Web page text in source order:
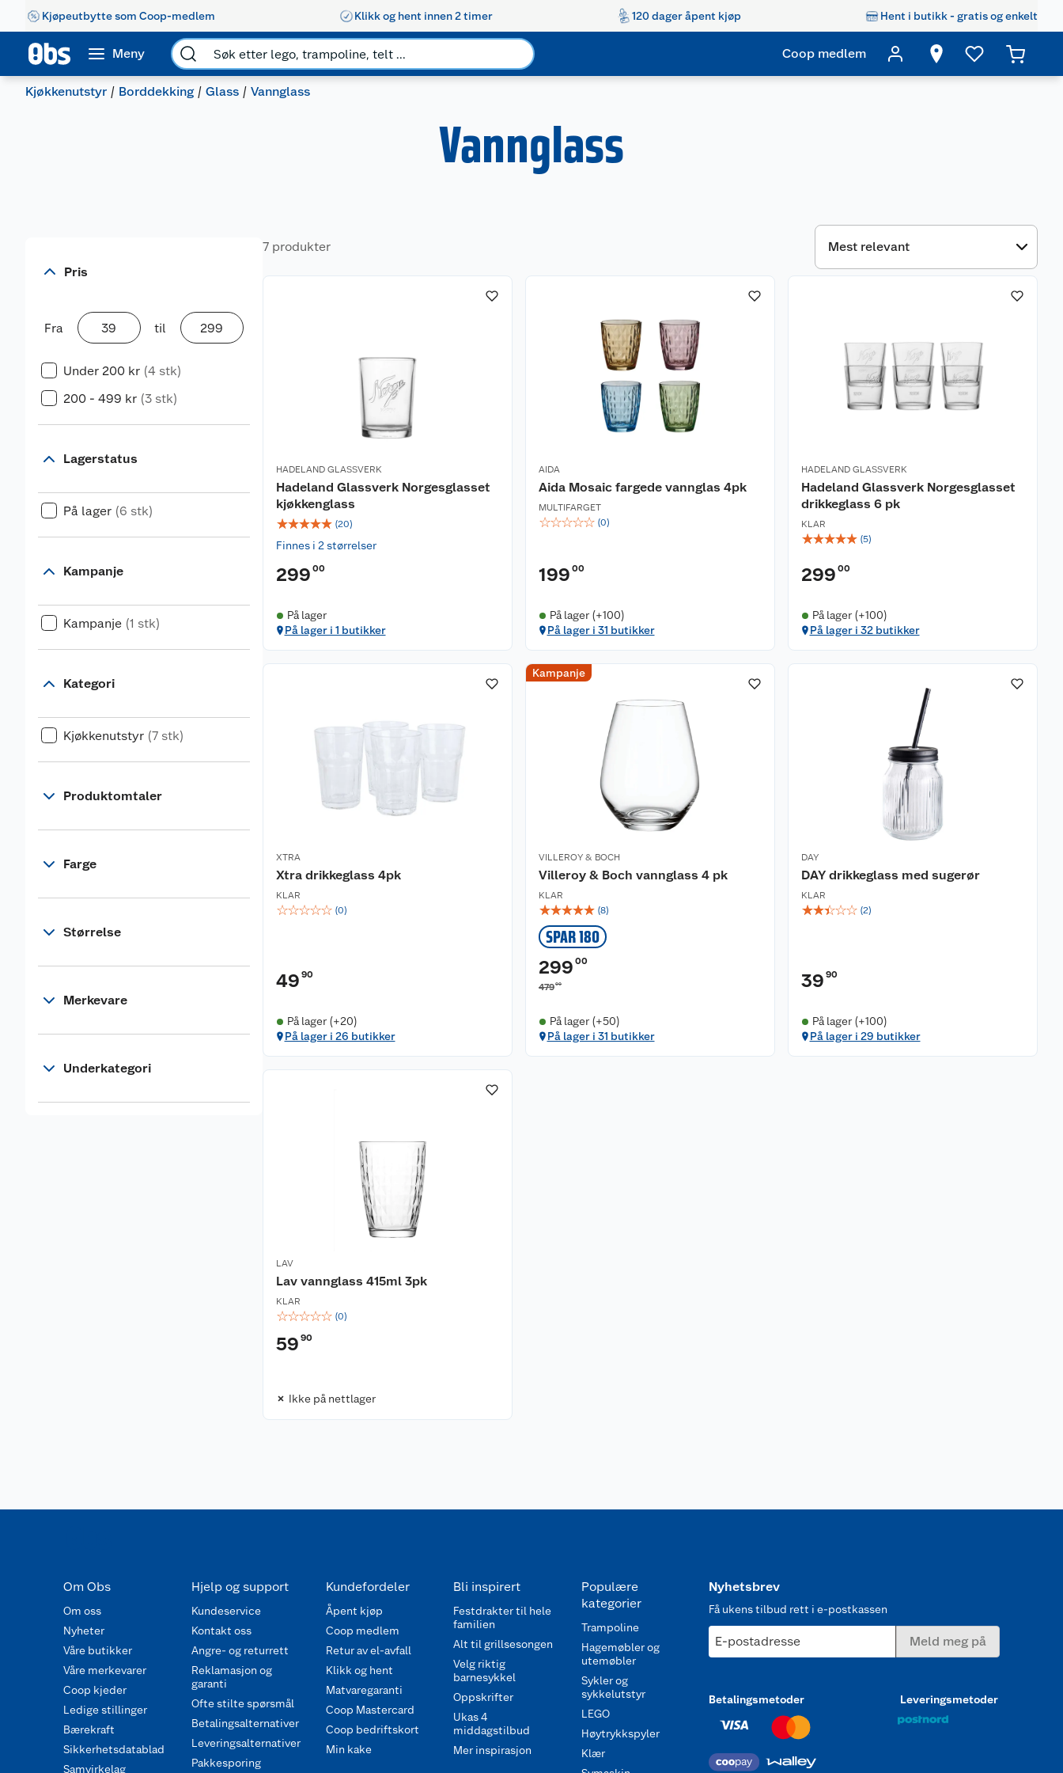
Kjøpeutbytte som Coop-medlem Klikk og hent innen 2 timer 120 dager åpent kjøp Hent i butikk - gratis og enkelt
Meny Coop medlem
Kjøkkenutstyr Borddekking Glass Vannglass
Vannglass
Pris
Fra til
Under 200 kr (4 stk)
200 - 499 kr (3 stk)
Lagerstatus
På lager (6 stk)
Kampanje
Kampanje (1 stk)
Kategori
Kjøkkenutstyr (7 stk)
Produktomtaler
Farge
Størrelse
Merkevare
Underkategori
7 produkter
HADELAND GLASSVERK
Hadeland Glassverk Norgesglasset
kjøkkenglass
☆☆☆☆☆ (20)
Finnes i 2 størrelser
299 00
På lager
På lager i 1 butikker
AIDA
Aida Mosaic fargede vannglas 4pk
MULTIFARGET
☆☆☆☆☆ (0)
199 00
På lager (+100)
På lager i 31 butikker
HADELAND GLASSVERK
Hadeland Glassverk Norgesglasset
drikkeglass 6 pk
KLAR
☆☆☆☆☆ (5)
299 00
På lager (+100)
På lager i 32 butikker
XTRA
Xtra drikkeglass 4pk
KLAR
☆☆☆☆☆ (0)
49 90
På lager (+20)
På lager i 26 butikker
Kampanje
VILLEROY & BOCH
Villeroy & Boch vannglass 4 pk
KLAR
☆☆☆☆☆ (8)
SPAR 180
299 00
47900
På lager (+50)
På lager i 31 butikker
DAY
DAY drikkeglass med sugerør
KLAR
☆☆☆☆☆ (2)
39 90
På lager (+100)
På lager i 29 butikker
LAV
Lav vannglass 415ml 3pk
KLAR
☆☆☆☆☆ (0)
59 90
Ikke på nettlager
Om Obs
Om oss
Nyheter
Våre butikker
Våre merkevarer
Coop kjeder
Ledige stillinger
Bærekraft
Sikkerhetsdatablad
Samvirkelag
Hjelp og support
Kundeservice
Kontakt oss
Angre- og returrett
Reklamasjon og
garanti
Ofte stilte spørsmål
Betalingsalternativer
Leveringsalternativer
Pakkesporing
Kundefordeler
Åpent kjøp
Coop medlem
Retur av el-avfall
Klikk og hent
Matvaregaranti
Coop Mastercard
Coop bedriftskort
Min kake
Bli inspirert
Festdrakter til hele
familien
Alt til grillsesongen
Velg riktig
barnesykkel
Oppskrifter
Ukas 4
middagstilbud
Mer inspirasjon
Populære
kategorier
Trampoline
Hagemøbler og
utemøbler
Sykler og
sykkelutstyr
LEGO
Høytrykkspyler
Klær
Nyhetsbrev
Få ukens tilbud rett i e-postkassen
E-postadresse Meld meg på
Betalingsmetoder Leveringsmetoder